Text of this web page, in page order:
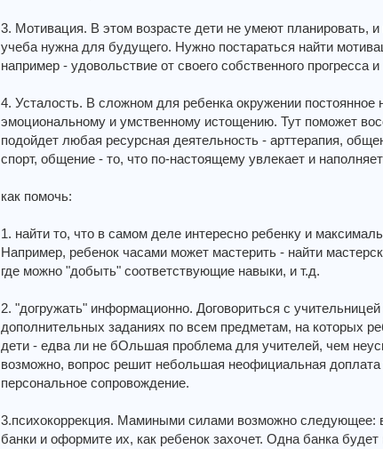
3. Мотивация. В этом возрасте дети не умеют планировать,
учеба нужна для будущего. Нужно постараться найти
например - удовольствие от своего собственного прогресса и
4. Усталость. В сложном для ребенка окружении постоянное
эмоциональному и умственному истощению. Тут поможет
подойдет любая ресурсная деятельность - арттерапия,
спорт, общение - то, что по-настоящему увлекает и
как помочь:
1. найти то, что в самом деле интересно ребенку и
Например, ребенок часами может мастерить - найти
где можно "добыть" соответствующие навыки, и т.д.
2. "догружать" информационно. Договориться с
дополнительных заданиях по всем предметам, на которых
дети - едва ли не бОльшая проблема для учителей, чем
возможно, вопрос решит небольшая неофициальная доплата
персональное сопровождение.
3.психокоррекция. Мамиными силами возможно следующее:
банки и оформите их, как ребенок захочет. Одна банка